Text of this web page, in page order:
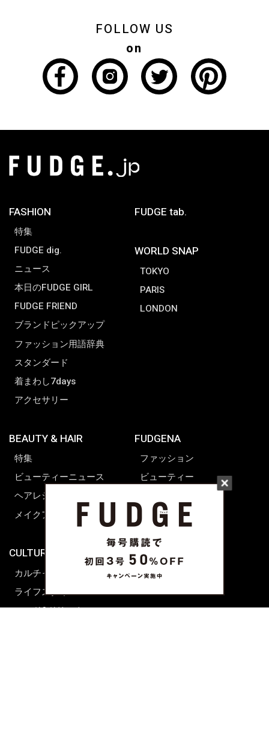
FOLLOW US
on
FASHION
特集
FUDGE dig.
ニュース
本日のFUDGE GIRL
FUDGE FRIEND
ブランドピックアップ
ファッション用語辞典
スタンダード
着まわし7days
アクセサリー
FUDGE tab.
WORLD SNAP
TOKYO
PARIS
LONDON
BEAUTY & HAIR
特集
ビューティーニュース
ヘアレシピ ストーリーズ
メイクアップティップス
CULTURE & LIFE
カルチャー
ライフスタイル
フード&ドリンク
FUDGENA
ファッション
ビューティー
ライフスタイル